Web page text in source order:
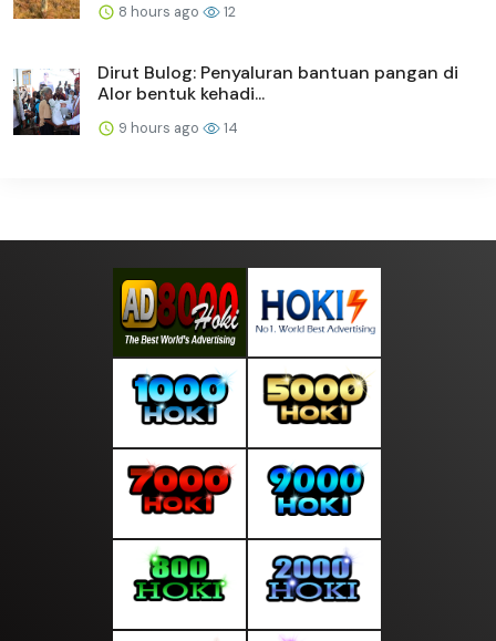
8 hours ago 12
Dirut Bulog: Penyaluran bantuan pangan di
Alor bentuk kehadi...
9 hours ago 14